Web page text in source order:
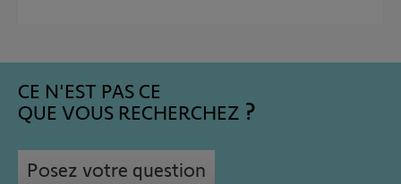
CE N'EST PAS CE
QUE VOUS RECHERCHEZ
Posez votre question